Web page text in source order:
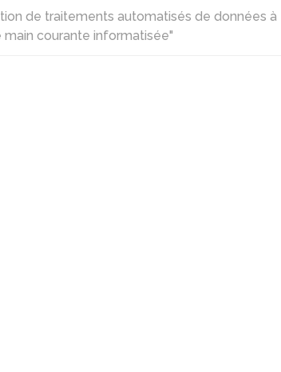
de traitements automatisés de données à
courante informatisée"